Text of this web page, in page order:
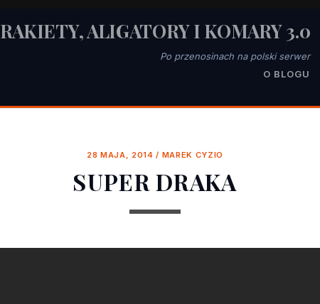
RAKIETY, ALIGATORY I KOMARY 3.0
Po przenosinach na polski serwer
O BLOGU
28 MAJA, 2014 / MAREK CYZIO
SUPER DRAKA